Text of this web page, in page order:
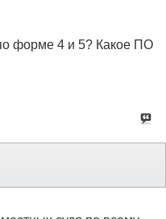
форме 4 и 5? Какое ПО